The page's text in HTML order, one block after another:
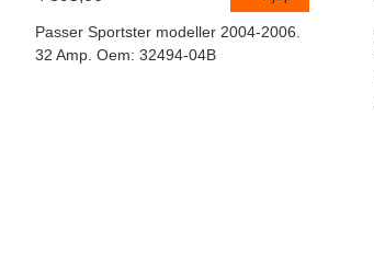
Passer Sportster modeller 2004-2006.
32 Amp. Oem: 32494-04B